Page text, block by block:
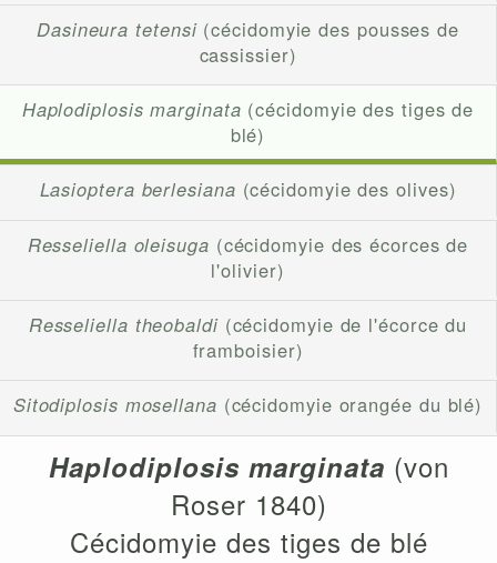
Dasineura tetensi(cécidomyie des pousses de
cassissier)
Haplodiplosis marginata (cécidomyie des tiges de
blé)
Lasioptera berlesiana (cécidomyie des olives)
Resseliella oleisuga (cécidomyie des écorces de
l'olivier)
Resseliella theobaldi(cécidomyie de l'écorce du
framboisier)
Sitodiplosis mosellana (cécidomyie orangée du blé)
Haplodiplosis marginata (von
Roser 1840)
Cécidomyie des tiges de blé